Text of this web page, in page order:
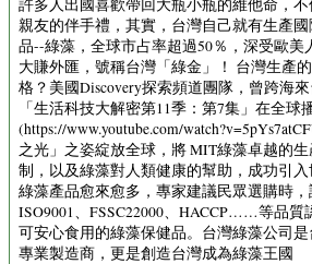
許多人出國喜歡帶回大瓶小瓶的維他命，
親友的伴手禮，其實，台灣自己就有生產
品--綠藻，全球市占率超過50％，深受歐美
大賺外匯，號稱台灣「綠金」！ 台灣生產
格？美國Discovery探索頻道團隊，曾跨海
「生活科技大解密第11季：第7集」在全球
(https://www.youtube.com/
之光」之姿綻放全球，將 MIT綠藻卓越的
制，以及綠藻對人類健康的幫助，成功引
綠藻產品愈來愈多，專家建議民眾選購時，
ISO9001、FSSC22000、HACCP……等品質
可安心食用的綠藻保健品。台灣綠藻公司
專業製造商，更是創造台灣成為綠藻王國